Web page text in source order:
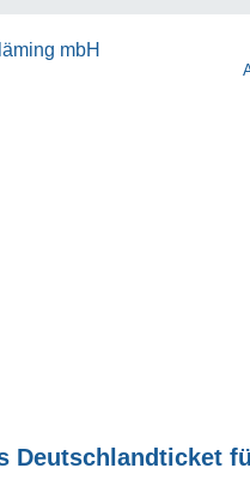
Deutschlandticket